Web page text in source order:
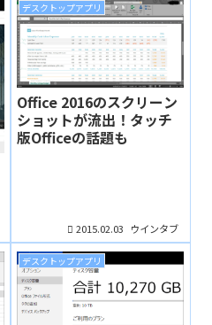
デスクトップアプリ
Office 2016のスクリーン
ショットが流出！タッチ
版Officeの話題も
2015.02.03 ウインタブ
デスクトップアプリ